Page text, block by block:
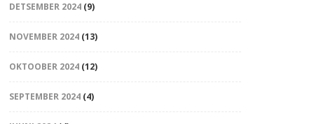
DETSEMBER 2024(9)
NOVEMBER 2024(13)
OKTOOBER 2024(12)
SEPTEMBER 2024(4)